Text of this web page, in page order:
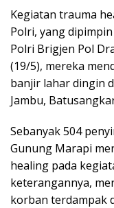
Kegiatan trauma
Polri, yang
Polri Brigjen Pol
(19/5), mereka
banjir lahar dingin
Jambu,
Sebanyak 504
Gunung Marapi
healing pada
keterangannya,
korban terdampak